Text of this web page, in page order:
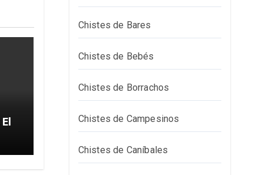
Chistes de Bares
Chistes de Bebés
Chistes de Borrachos
Chistes de Campesinos
Chistes de Caníbales